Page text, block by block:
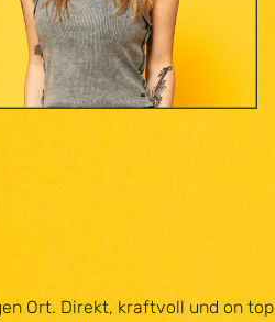
Ort. Direkt, kraftvoll und on top